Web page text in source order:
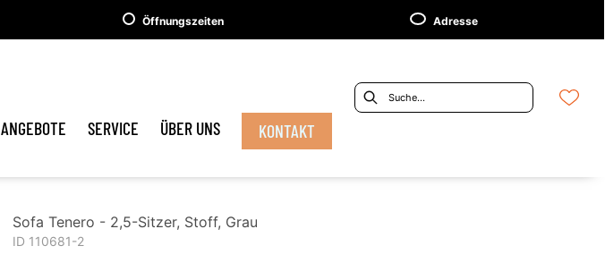
Öffnungszeiten Adresse
ANGEBOTE SERVICE ÜBER UNS KONTAKT
Sofa Tenero - 2,5-Sitzer, Stoff, Grau
ID 110681-2